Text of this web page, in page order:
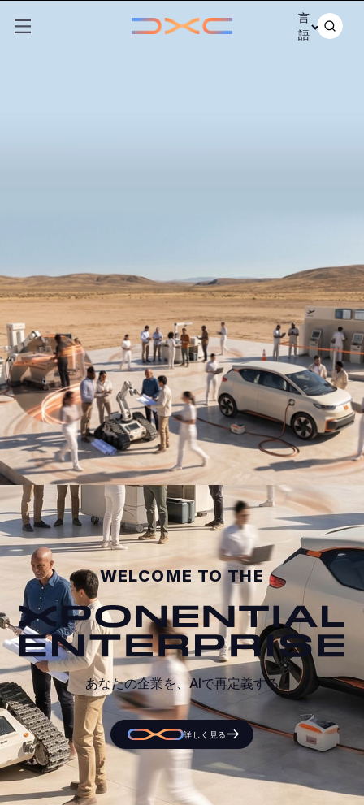
言
語
0:04 / 0:09
WELCOME TO THE
あなたの企業を、AIで再定義する
詳しく見る